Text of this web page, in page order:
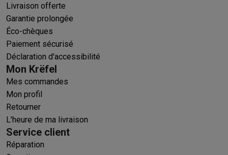
Livraison offerte
Garantie prolongée
Éco-chèques
Paiement sécurisé
Déclaration d'accessibilité
Mon Krëfel
Mes commandes
Mon profil
Retourner
L'heure de ma livraison
Service client
Réparation